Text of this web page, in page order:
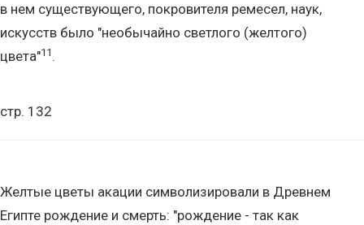
в нем существующего, покровителя ремесел, наук,
искусств было "необычайно светлого (желтого)
цвета"11 .
стр. 132
Желтые цветы акации символизировали в Древнем
Египте рождение и смерть: "рождение - так как